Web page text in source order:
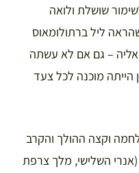
שושלת ולואה
ליל ברתולומאוס
– גם אם לא עשתה
מוכנה לכל צעד
וקצה ההולך והקרב
השלישי, מלך צרפת